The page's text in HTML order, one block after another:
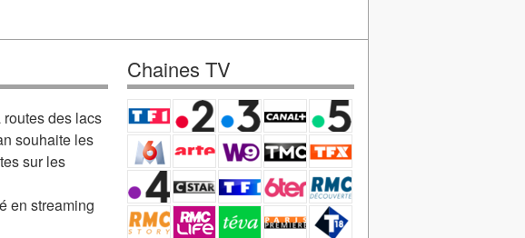
des lacs
souhaite les
sur les
en streaming
Chaines TV